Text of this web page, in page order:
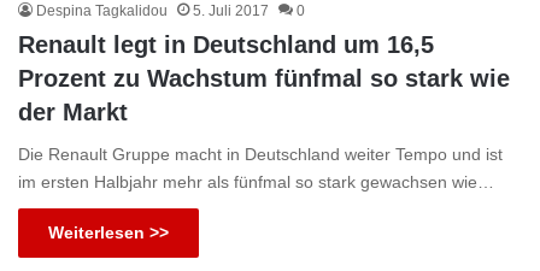
Despina Tagkalidou 5. Juli 2017 0
Renault legt in Deutschland um 16,5
Prozent zu Wachstum fünfmal so stark wie
der Markt
Die Renault Gruppe macht in Deutschland weiter Tempo und ist
im ersten Halbjahr mehr als fünfmal so stark gewachsen wie…
Weiterlesen >>